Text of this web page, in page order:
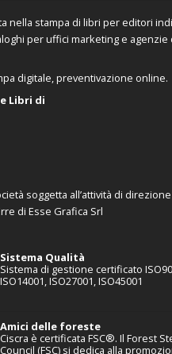
nella stampa di libri per editori
per uffici marketing e agenzie
digitale, preventivazione online.
Libri di
soggetta all’attività di
di Esse Grafica Srl
Sistema Qualità
Sistema di gestione certificato
ISO14001, ISO27001, ISO45001
Amici delle foreste
Ciscra è certificata FSC®. Il Forest
Council (FSC) si dedica alla